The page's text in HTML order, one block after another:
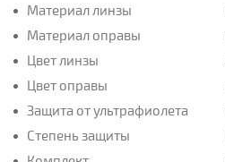
Материал линзы
Материал оправы
Цвет линзы
Цвет оправы
Защита от ультрафиолета
Степень защиты